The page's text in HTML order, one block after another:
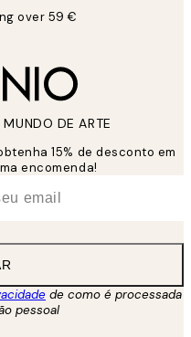
over 59 €
DE ARTE
15% de desconto em
encomenda!
de como é processada
pessoal